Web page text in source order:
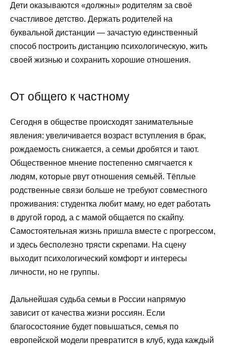
Дети оказываются «должны» родителям за своё
счастливое детство. Держать родителей на
буквальной дистанции — зачастую единственный
способ построить дистанцию психологическую, жить
своей жизнью и сохранить хорошие отношения.
От общего к частному
Сегодня в обществе происходят занимательные
явления: увеличивается возраст вступления в брак,
рождаемость снижается, а семьи дробятся и тают.
Общественное мнение постепенно смягчается к
людям, которые рвут отношения семьёй. Тёплые
родственные связи больше не требуют совместного
проживания: студентка любит маму, но едет работать
в другой город, а с мамой общается по скайпу.
Самостоятельная жизнь пришла вместе с прогрессом,
и здесь бесполезно трясти скрепами. На сцену
выходит психологический комфорт и интересы
личности, но не группы.
Дальнейшая судьба семьи в России напрямую
зависит от качества жизни россиян. Если
благосостояние будет повышаться, семья по
европейской модели превратится в клуб, куда каждый